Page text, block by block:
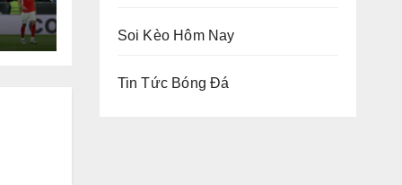
Soi Kèo Hôm Nay
Tin Tức Bóng Đá